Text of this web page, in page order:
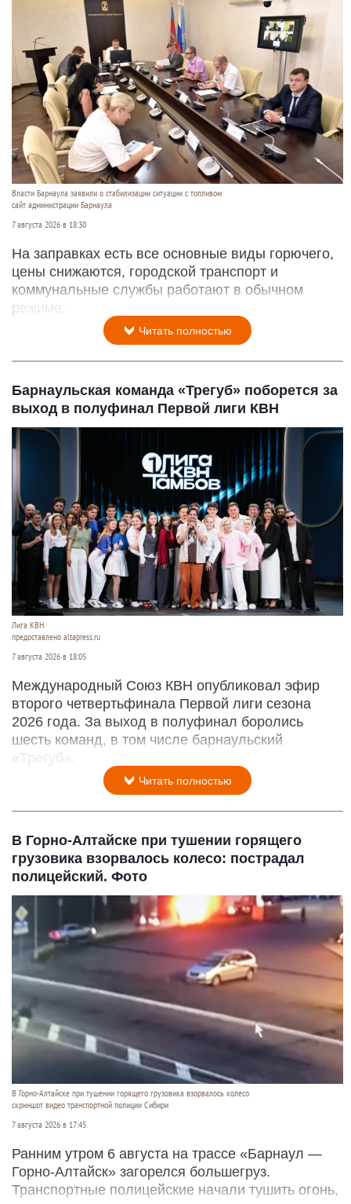
Власти Барнаула заявили о стабилизации ситуации с топливом
сайт администрации Барнаула
7 августа 2026 в 18:30
На заправках есть все основные виды горючего,
цены снижаются, городской транспорт и
коммунальные службы работают в обычном
режиме.
Читать полностью
Барнаульская команда «Трегуб» поборется за
выход в полуфинал Первой лиги КВН
Лига КВН
предоставлено altapress.ru
7 августа 2026 в 18:05
Международный Союз КВН опубликовал эфир
второго четвертьфинала Первой лиги сезона
2026 года. За выход в полуфинал боролись
шесть команд, в том числе барнаульский
«Трегуб».
Читать полностью
В Горно-Алтайске при тушении горящего
грузовика взорвалось колесо: пострадал
полицейский. Фото
В Горно-Алтайске при тушении горящего грузовика взорвалось колесо
скриншот видео транспортной полиции Сибири
7 августа 2026 в 17:45
Ранним утром 6 августа на трассе «Барнаул —
Горно-Алтайск» загорелся большегруз.
Транспортные полицейские начали тушить огонь,